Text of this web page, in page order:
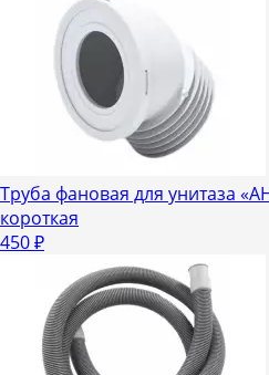
Труба фановая для унитаза
короткая
450₽